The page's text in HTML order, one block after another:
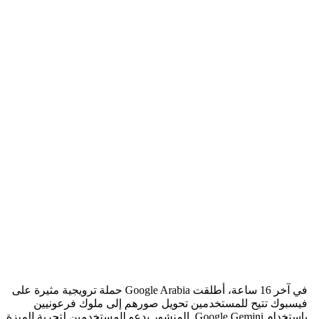
في آخر 16 ساعة، أطلقت Google Arabia حملة ترويجية مثيرة على
فيسبوك تتيح للمستخدمين تحويل صورهم إلى ملوك فرعونيين
باستخدام Google Gemini. المنشور يدعو المستخدمين لتجربة الميزة